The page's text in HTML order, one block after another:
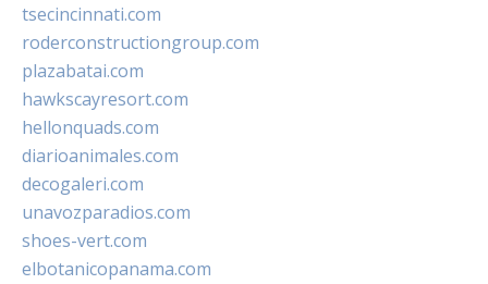
tsecincinnati.com
roderconstructiongroup.com
plazabatai.com
hawkscayresort.com
hellonquads.com
diarioanimales.com
decogaleri.com
unavozparadios.com
shoes-vert.com
elbotanicopanama.com